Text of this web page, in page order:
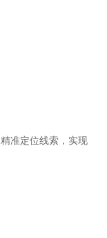
准定位线索，实现